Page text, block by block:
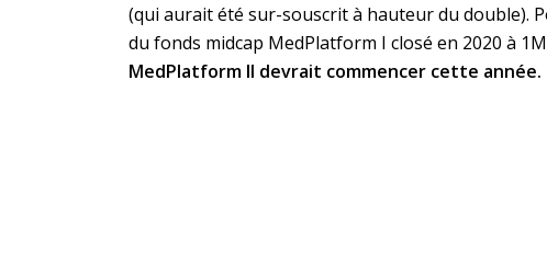
(qui aurait été sur-souscrit à hauteur du double).
du fonds midcap MedPlatform I closé en 2020 à
MedPlatform II devrait commencer cette année.